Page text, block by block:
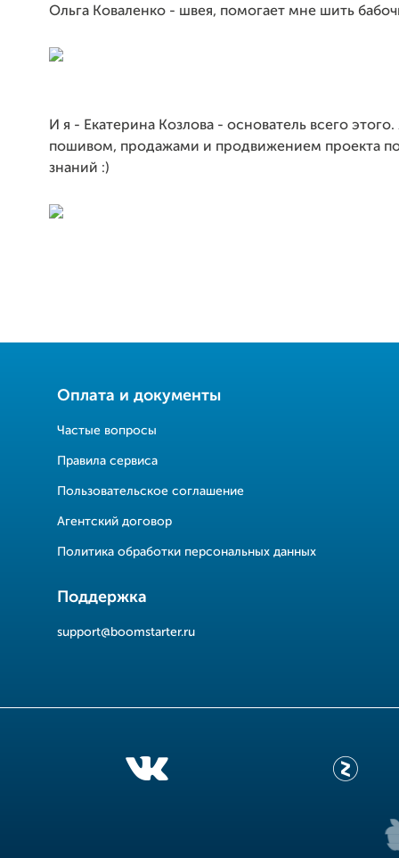
Ольга Коваленко - швея, помогает мне шить
И я - Екатерина Козлова - основатель всего
пошивом, продажами и продвижением проекта
знаний :)
Оплата и документы
Частые вопросы
Правила сервиса
Пользовательское соглашение
Агентский договор
Политика обработки персональных данных
Поддержка
support@boomstarter.ru